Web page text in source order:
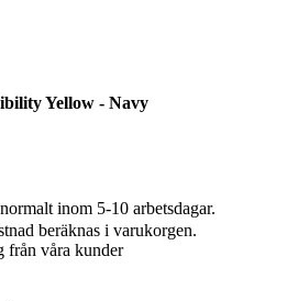
Yellow - Navy
inom 5-10 arbetsdagar.
beräknas i varukorgen.
från våra kunder